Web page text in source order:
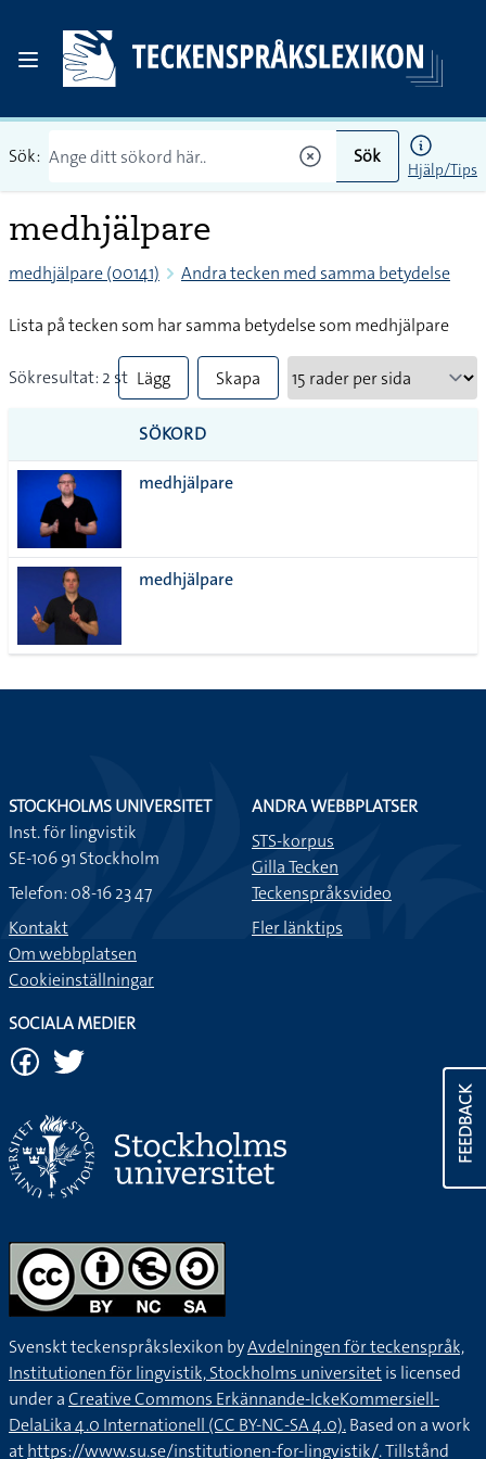
Sök: Sök
Hjälp/Tips
medhjälpare
medhjälpare (00141) Andra tecken med samma betydelse
Lista på tecken som har samma betydelse som medhjälpare
Sökresultat: 2 st Lägg
till
alla i
Skapa
SÖKORD
medhjälpare
medhjälpare
FEEDBACK
STOCKHOLMS UNIVERSITET
Inst. för lingvistik
SE-106 91 Stockholm
Telefon: 08-16 23 47
Kontakt
Om webbplatsen
Cookieinställningar
ANDRA WEBBPLATSER
STS-korpus
Gilla Tecken
Teckenspråksvideo
Fler länktips
SOCIALA MEDIER
Svenskt teckenspråkslexikon byAvdelningen för teckenspråk,
Institutionen för lingvistik, Stockholms universitetis licensed
under aCreative Commons Erkännande-IckeKommersiell-
DelaLika 4.0 Internationell (CC BY-NC-SA 4.0).Based on a work
athttps://www.su.se/institutionen-for-lingvistik/. Tillstånd